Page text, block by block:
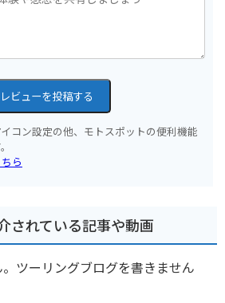
レビューを投稿する
コン設定の他、モトスポットの便利機能
ら
されている記事や動画
ツーリングブログを書きません